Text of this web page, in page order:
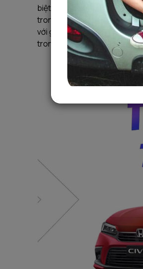
biệt trong giới trẻ, doanh
trong công việc và khám
với giá hợp lý và đảm bảo an
trong bài viết dưới đây.